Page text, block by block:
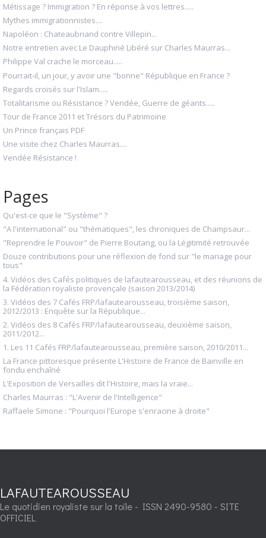
Métissage ? Immigration ? En réponse à vos lettres.....
Mythes immigrationnistes....
Napoléon : Chateaubriand contre Villepin...
Notre entretien avec Le Dauphiné Libéré sur Charles Maurras...
Philippe Val crache le morceau.....
Pourrait-il, un jour, y avoir une "bonne" République en France ?
Regards croisés sur l'Islam.....
Totalitarisme ou Résistance ? Vendée, Guerre de géants.....
Tour de France 2011 et Trésors du Patrimoine
Un Prince français PDF
Une visite chez Charles Maurras....
Vendée Résistance !
Pages
Qu'est-ce que le "Système" ?
"A l'international" ou "thématiques", les chroniques de Champsaur...
"Reprendre le Pouvoir" de Pierre Boutang, ou la Légitimité retrouvée
Douze contributions pour une réflexion de fond sur "le mariage pour
tous"
4. Vidéos des Cafés politiques de lafautearousseau, et des réunions de
la Fédération royaliste provençale (saison 2013/2014)
3. Vidéos des 7 Cafés FRP/lafautearousseau, troisième saison,
2012/2013 : Enquête sur la République...
2. Vidéos des 8 Cafés FRP/lafautearousseau, deuxième saison,
2011/2012...
1. Les 11 Cafés FRP/lafautearousseau, première saison, 2010/2011...
La France pittoresque présente L'Histoire de France de Bainville en
fondu enchaîné
L'Exposition de Versailles dit l'Histoire, mais la vraie...
Charles Maurras : "L'Avenir de l'Intelligence"
Raffaele Simone : "Pourquoi l'Europe s'enracine à droite"
LAFAUTEAROUSSEAU
Le quotidien royaliste sur la toile - ISSN 2490-9580 - SITE
OFFICIEL